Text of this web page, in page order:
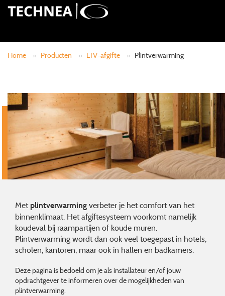
Home » Producten » LTV-afgifte » Plintverwarming
Met plintverwarming verbeter je het comfort van het
binnenklimaat. Het afgiftesysteem voorkomt namelijk
koudeval bij raampartijen of koude muren.
Plintverwarming wordt dan ook veel toegepast in hotels,
scholen, kantoren, maar ook in hallen en badkamers.
Deze pagina is bedoeld om je als installateur en/of jouw
opdrachtgever te informeren over de mogelijkheden van
plintverwarming.